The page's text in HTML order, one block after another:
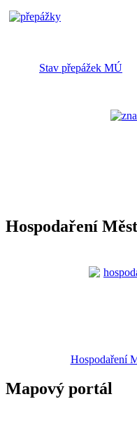
Stav přepážek MÚ
Hospodaření
Hospodaření
Mapový portál